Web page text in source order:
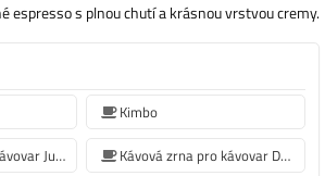
espresso s plnou chutí a krásnou vrstvou cremy.
Kimbo
Kávová zrna pro kávovar Jura
Kávová zrna pro kávovar De'Longhi